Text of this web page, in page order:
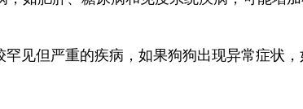
罕见但严重的疾病，如果狗狗出现异常症状